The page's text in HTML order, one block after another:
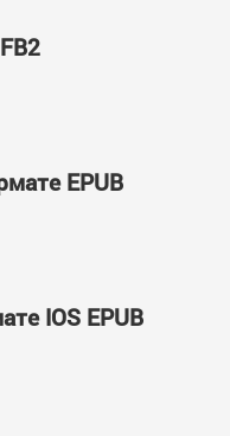
EPUB
IOS EPUB